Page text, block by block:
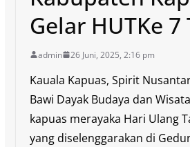
Gelar HUTKe 7
admin 26 Juni, 2025, 2:16 pm
Kauala Kapuas, Spirit
Bawi Dayak Budaya dan
kapuas merayaka Hari Ulang
yang diselenggarakan di